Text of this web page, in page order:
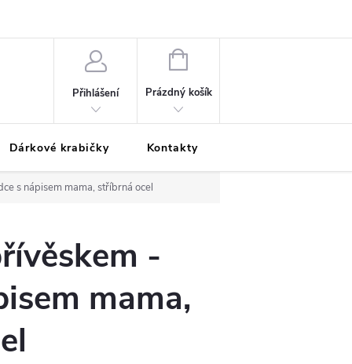
Přihlášení
NÁKUPNÍ
Prázdný košík
Dárkové krabičky Kontakty
s nápisem mama, stříbrná ocel
-
mama,